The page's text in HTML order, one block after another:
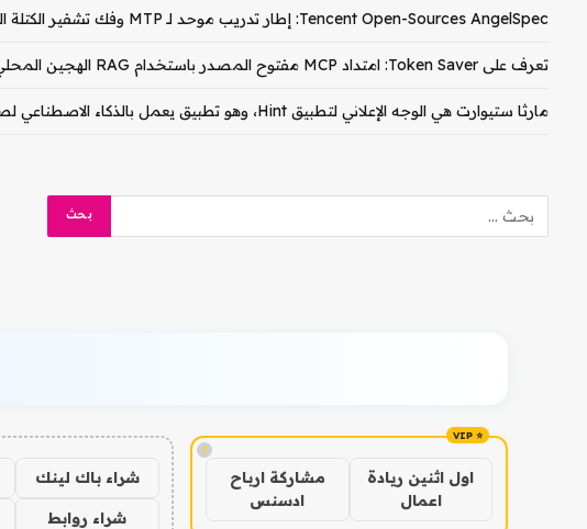
Tencent Open-Sources AngelSpec: إطار تدريب موحد لـ MTP وفك تشفير الكتلة المتوازي على نماذج Hy3
تعرف على Token Saver: امتداد MCP مفتوح المصدر باستخدام RAG الهجين المحلي لخفض تكاليف رمز Claude PDF المميز بنسبة 90-99%
مارثا ستيوارت هي الوجه الإعلاني لتطبيق Hint، وهو تطبيق يعمل بالذكاء الاصطناعي لصيانة المنزل
!
اول اثنين ريادة
اعمال
مشاركة ارباح
ادسنس
شراء باك لينك
شراء روابط